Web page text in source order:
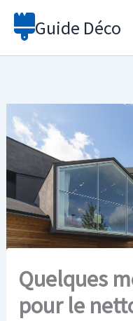
Aller
Guide Déco
Quelques
pour le